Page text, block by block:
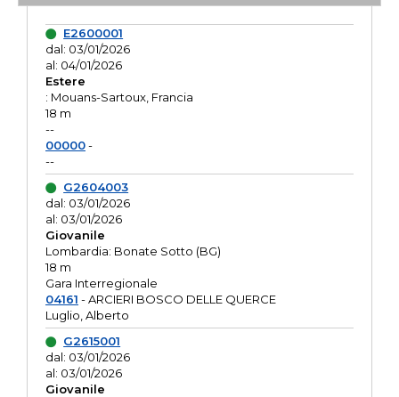
E2600001
dal: 03/01/2026
al: 04/01/2026
Estere
: Mouans-Sartoux, Francia
18 m
--
00000-
--
G2604003
dal: 03/01/2026
al: 03/01/2026
Giovanile
Lombardia: Bonate Sotto (BG)
18 m
Gara Interregionale
04161 - ARCIERI BOSCO DELLE QUERCE
Luglio, Alberto
G2615001
dal: 03/01/2026
al: 03/01/2026
Giovanile